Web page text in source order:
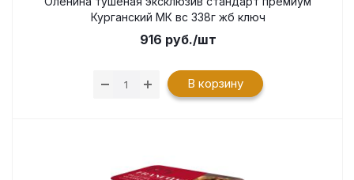
Курганский МК вс 338г жб ключ
916 руб./шт
В корзину